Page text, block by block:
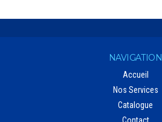
NAVIGATION
Accueil
Nos Services
Catalogue